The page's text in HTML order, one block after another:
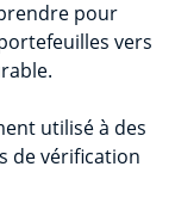
pour
vers
utilisé à des
de vérification